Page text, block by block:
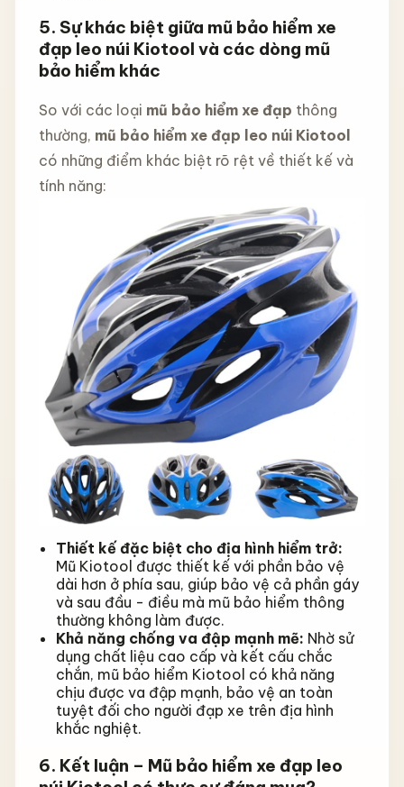
5. Sự khác biệt giữa mũ bảo hiểm xe
đạp leo núi Kiotool và các dòng mũ
bảo hiểm khác
So với các loại mũ bảo hiểm xe đạp thông
thường, mũ bảo hiểm xe đạp leo núi Kiotool
có những điểm khác biệt rõ rệt về thiết kế và
tính năng:
Thiết kế đặc biệt cho địa hình hiểm trở:
Mũ Kiotool được thiết kế với phần bảo vệ
dài hơn ở phía sau, giúp bảo vệ cả phần gáy
và sau đầu - điều mà mũ bảo hiểm thông
thường không làm được.
Khả năng chống va đập mạnh mẽ: Nhờ sử
dụng chất liệu cao cấp và kết cấu chắc
chắn, mũ bảo hiểm Kiotool có khả năng
chịu được va đập mạnh, bảo vệ an toàn
tuyệt đối cho người đạp xe trên địa hình
khắc nghiệt.
6. Kết luận – Mũ bảo hiểm xe đạp leo